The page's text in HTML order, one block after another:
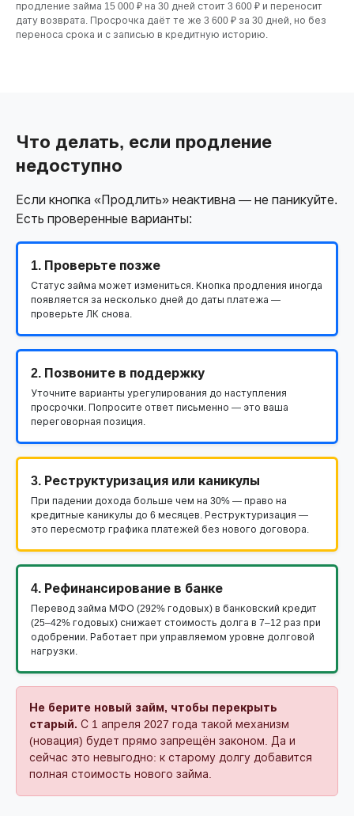
продление займа 15 000 ₽ на 30 дней стоит 3 600 ₽ и переносит
дату возврата. Просрочка даёт те же 3 600 ₽ за 30 дней, но без
переноса срока и с записью в кредитную историю.
Что делать, если продление
недоступно
Если кнопка «Продлить» неактивна — не паникуйте.
Есть проверенные варианты:
1. Проверьте позже
Статус займа может измениться. Кнопка продления иногда
появляется за несколько дней до даты платежа —
проверьте ЛК снова.
2. Позвоните в поддержку
Уточните варианты урегулирования до наступления
просрочки. Попросите ответ письменно — это ваша
переговорная позиция.
3. Реструктуризация или каникулы
При падении дохода больше чем на 30% — право на
кредитные каникулы до 6 месяцев. Реструктуризация —
это пересмотр графика платежей без нового договора.
4. Рефинансирование в банке
Перевод займа МФО (292% годовых) в банковский кредит
(25–42% годовых) снижает стоимость долга в 7–12 раз при
одобрении. Работает при управляемом уровне долговой
нагрузки.
Не берите новый займ, чтобы перекрыть
старый. С 1 апреля 2027 года такой механизм
(новация) будет прямо запрещён законом. Да и
сейчас это невыгодно: к старому долгу добавится
полная стоимость нового займа.